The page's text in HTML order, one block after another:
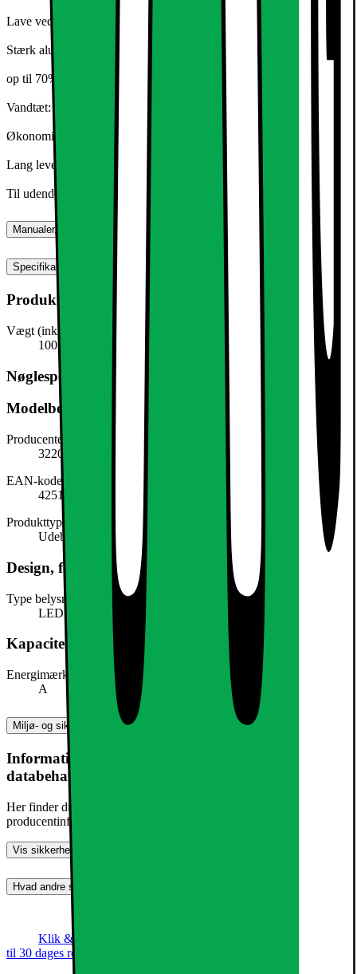
Lave vedligeholdelsesomkostninger
Stærk aluminium med glasrude
op til 70% mere lys
Vandtæt: IP65
Økonomisk LED-teknologi
Lang levetid
Til udendørs brug
Manualer, downloads, garanti og support
Specifikationer
Produktmål
Vægt (inkl. emballage)
100,0 g
Nøglespecifikation
Modelbeskrivelse
Producentens varenummer
322005400
EAN-kode
4251417239637
Produkttype
Udebelysning
Design, form og placering
Type belysning
LED
Kapacitet, forbrug og strøm
Energimærke
A
Miljø- og sikkerhedsoplysninger
Information om produktsikkerhed og
databehandling
Her finder du information om generel produktsikkerhed og
producentinformation
Vis sikkerhedsoplysninger
Hvad andre synes (0)
Klik & Hent
til 30 dages returret